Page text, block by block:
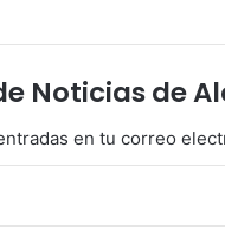
Noticias de
en tu correo